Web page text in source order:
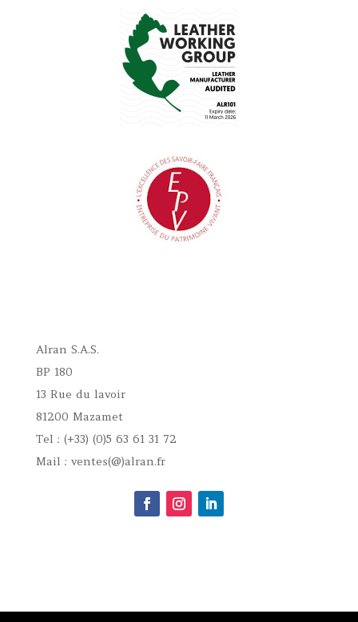
Alran S.A.S.
BP 180
13 Rue du lavoir
81200 Mazamet
Tel : (+33) (0)5 63 61 31 72
Mail : ventes(@)alran.fr